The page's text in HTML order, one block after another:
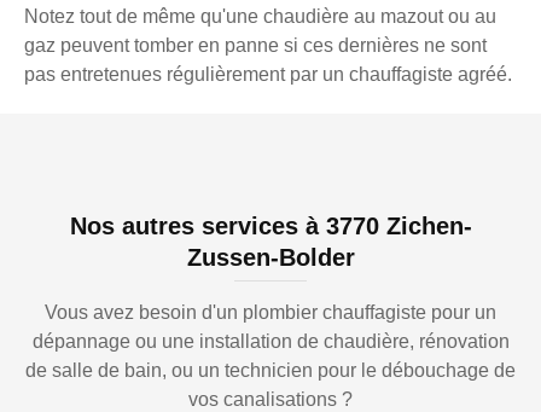
Notez tout de même qu'une chaudière au mazout ou au
gaz peuvent tomber en panne si ces dernières ne sont
pas entretenues régulièrement par un chauffagiste agréé.
Nos autres services à 3770 Zichen-
Zussen-Bolder
Vous avez besoin d'un plombier chauffagiste pour un
dépannage ou une installation de chaudière, rénovation
de salle de bain, ou un technicien pour le débouchage de
vos canalisations ?